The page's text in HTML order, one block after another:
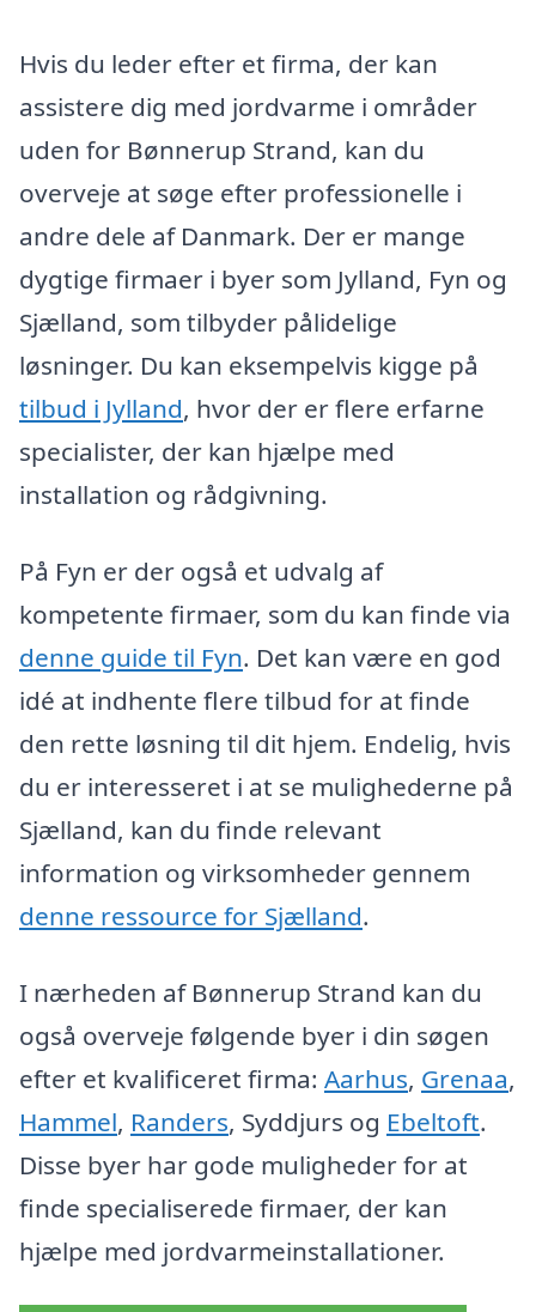
Hvis du leder efter et firma, der kan
assistere dig med jordvarme i områder
uden for Bønnerup Strand, kan du
overveje at søge efter professionelle i
andre dele af Danmark. Der er mange
dygtige firmaer i byer som Jylland, Fyn og
Sjælland, som tilbyder pålidelige
løsninger. Du kan eksempelvis kigge på
tilbud i Jylland, hvor der er flere erfarne
specialister, der kan hjælpe med
installation og rådgivning.
På Fyn er der også et udvalg af
kompetente firmaer, som du kan finde via
denne guide til Fyn. Det kan være en god
idé at indhente flere tilbud for at finde
den rette løsning til dit hjem. Endelig, hvis
du er interesseret i at se mulighederne på
Sjælland, kan du finde relevant
information og virksomheder gennem
denne ressource for Sjælland.
I nærheden af Bønnerup Strand kan du
også overveje følgende byer i din søgen
efter et kvalificeret firma: Aarhus, Grenaa,
Hammel, Randers, Syddjurs og Ebeltoft.
Disse byer har gode muligheder for at
finde specialiserede firmaer, der kan
hjælpe med jordvarmeinstallationer.